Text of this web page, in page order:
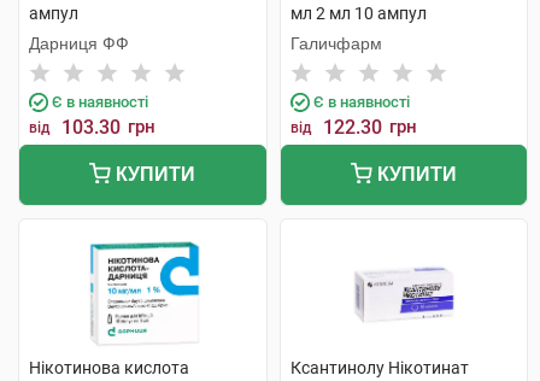
ампул
Дарниця ФФ
Є в наявності
від 103.30 грн
КУПИТИ
мл 2 мл 10 ампул
Галичфарм
Є в наявності
від 122.30 грн
КУПИТИ
Нікотинова кислота
Ксантинолу Нікотинат